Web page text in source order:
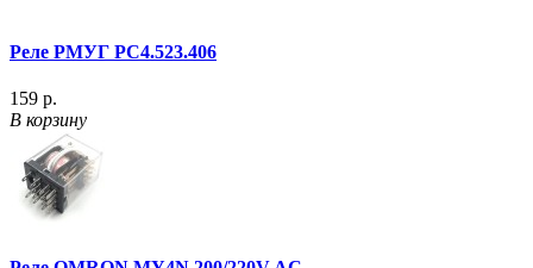
Реле РМУГ РС4.523.406
159 р.
В корзину